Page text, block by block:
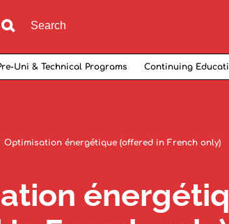
Uni & Technical Programs Continuing
Optimisation énergétique (offered in French only)